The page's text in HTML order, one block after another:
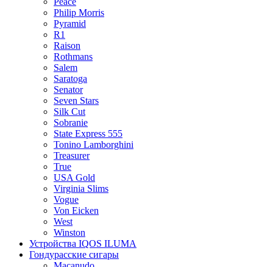
Philip Morris
Pyramid
R1
Raison
Rothmans
Salem
Saratoga
Senator
Seven Stars
Silk Cut
Sobranie
State Express 555
Tonino Lamborghini
Treasurer
True
USA Gold
Virginia Slims
Vogue
Von Eicken
West
Winston
Устройства IQOS ILUMA
Гондурасские сигары